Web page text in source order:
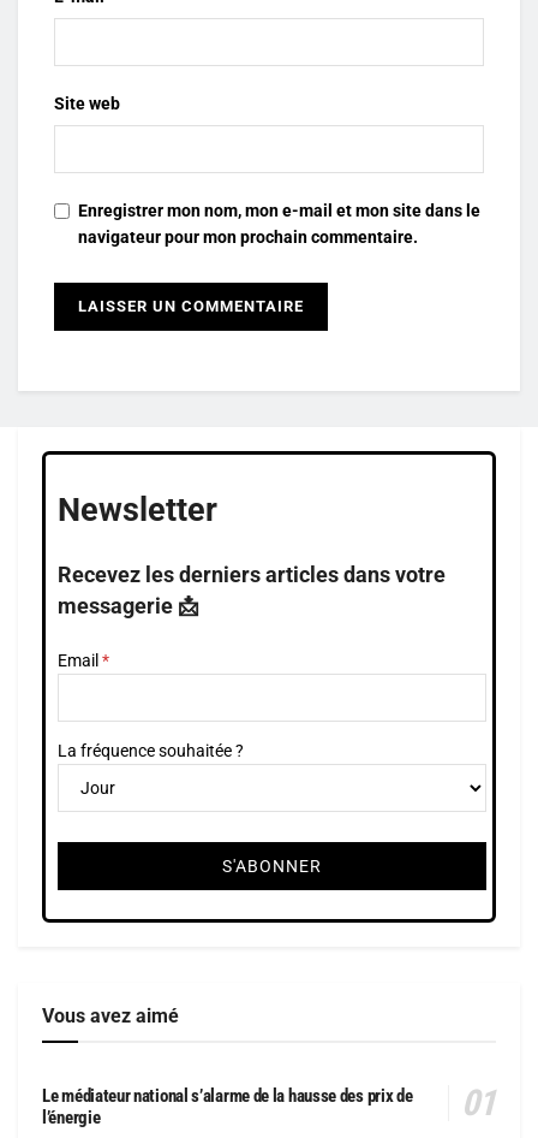
Site web
Enregistrer mon nom, mon e-mail et mon site dans le
navigateur pour mon prochain commentaire.
Newsletter
Recevez les derniers articles dans votre
messagerie 📩
Email
La fréquence souhaitée ?
Vous avez aimé
Le médiateur national s’alarme de la hausse des prix de
l’énergie